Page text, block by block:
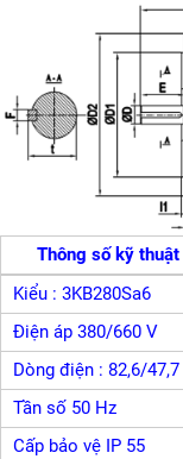
Thông số kỹ thuật
Kiểu : 3KB280Sa6
Điện áp 380/660 V
Dòng điện : 82,6/
Tần số 50 Hz
Cấp bảo vệ IP 55